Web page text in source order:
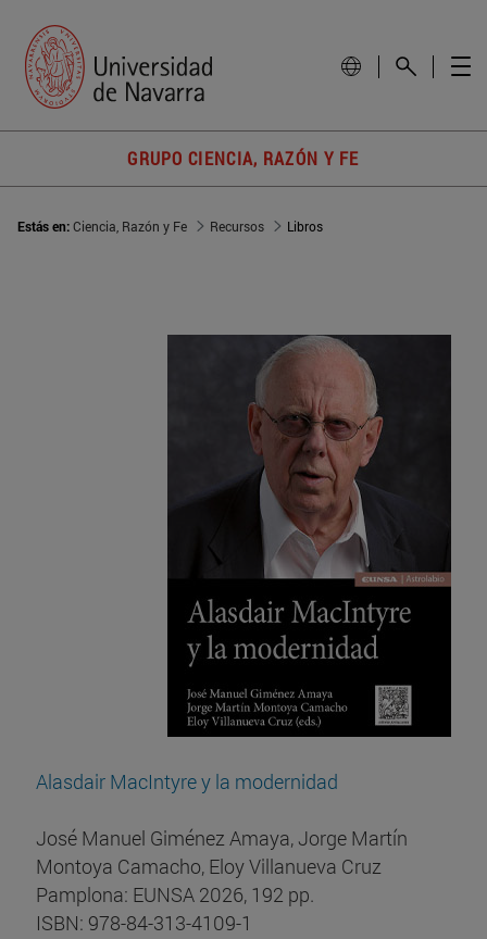
GRUPO CIENCIA, RAZÓN Y FE
Estás en:Ciencia, Razón y Fe Recursos Libros
Alasdair MacIntyre y la modernidad
José Manuel Giménez Amaya, Jorge Martín
Montoya Camacho, Eloy Villanueva Cruz
Pamplona: EUNSA 2026, 192 pp.
ISBN: 978-84-313-4109-1